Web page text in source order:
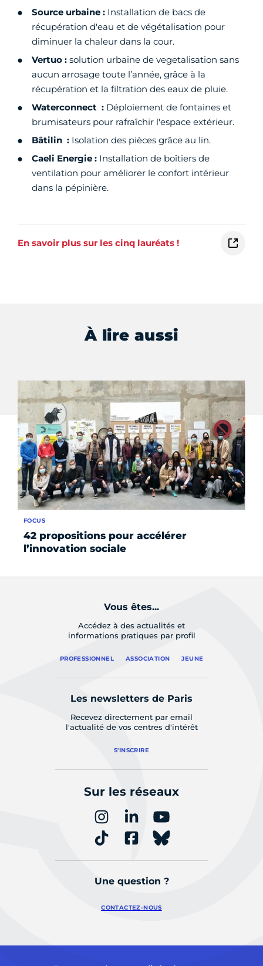
Source urbaine : Installation de bacs de
récupération d'eau et de végétalisation pour
diminuer la chaleur dans la cour.
Vertuo : solution urbaine de vegetalisation sans
aucun arrosage toute l’année, grâce à la
récupération et la filtration des eaux de pluie.
Waterconnect : Déploiement de fontaines et
brumisateurs pour rafraîchir l'espace extérieur.
Bâtilin : Isolation des pièces grâce au lin.
Caeli Energie : Installation de boîtiers de
ventilation pour améliorer le confort intérieur
dans la pépinière.
En savoir plus sur les cinq lauréats !
À lire aussi
42 propositions pour accélérer
l’innovation sociale
FOCUS
Vous êtes...
Accédez à des actualités et
informations pratiques par profil
PROFESSIONNEL ASSOCIATION JEUNE
Les newsletters de Paris
Recevez directement par email
l'actualité de vos centres d'intérêt
S'INSCRIRE
Sur les réseaux
Une question ?
CONTACTEZ-NOUS